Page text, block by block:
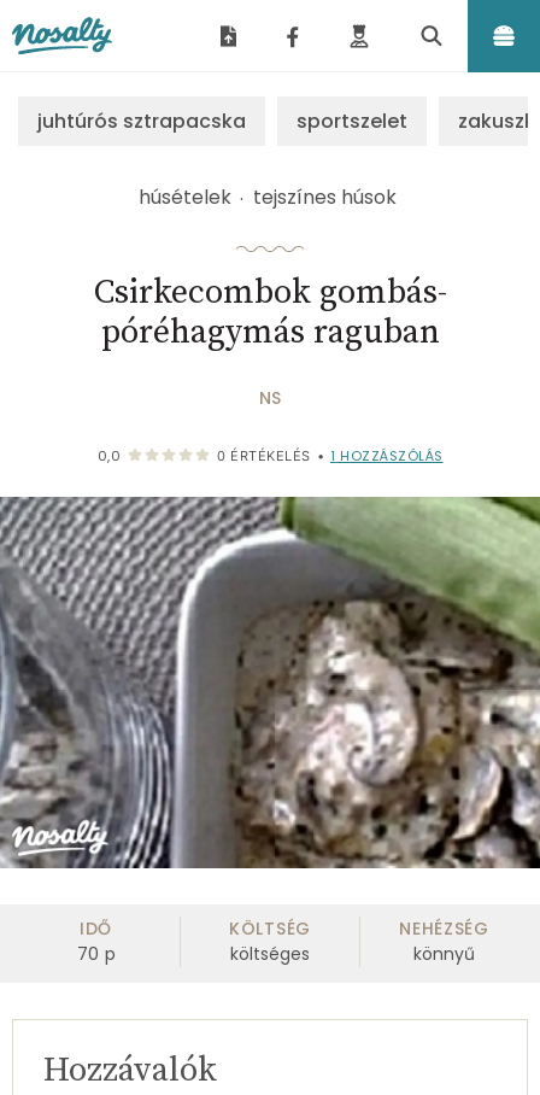
juhtúrós sztrapacska sportszelet
húsételek tejszínes húsok
Csirkecombok gombás-
póréhagymás raguban
NS
0,0 0 ÉRTÉKELÉS • 1 HOZZÁSZÓLÁS
IDŐ
70 p
KÖLTSÉG
költséges
NEHÉZSÉG
könnyű
Hozzávalók